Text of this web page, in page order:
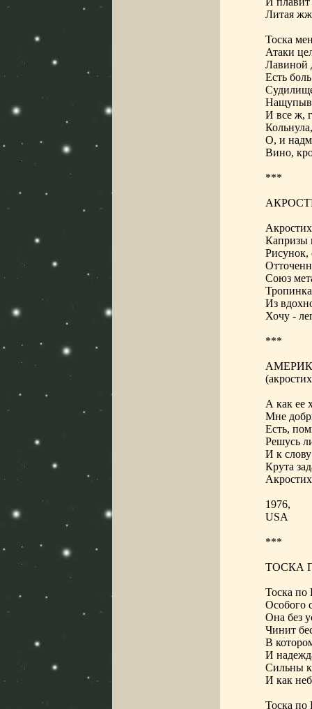
Литая
Тоска
Атаки
Лавиной
Есть
И все ж,
О, и
Вино,
***
Капризы
Рисунок,
Союз
Из
Хочу -
***
А как ее
Мне
Есть,
Решусь
И к
Крута
1976,
USА
***
ТОСКА
Тоска по
Особого
Она без
Чинит
В
И
Сильны
И как
Тоска по